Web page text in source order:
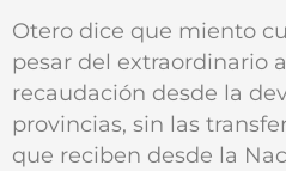
Otero dice que miento
pesar del extraordinario
recaudación desde la
provincias, sin las
que reciben desde la